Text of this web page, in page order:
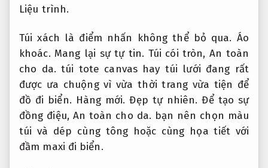
Liệu trình.
Túi xách là điểm nhấn không thể bỏ qua. Áo
khoác. Mang lại sự tự tin. Túi cói tròn, An toàn
cho da. túi tote canvas hay túi lưới đang rất
được ưa chuộng vì vừa thời trang vừa tiện để
đồ đi biển. Hàng mới. Đẹp tự nhiên. Để tạo sự
đồng điệu, An toàn cho da. bạn nên chọn màu
túi và dép cùng tông hoặc cùng họa tiết với
đầm maxi đi biển.